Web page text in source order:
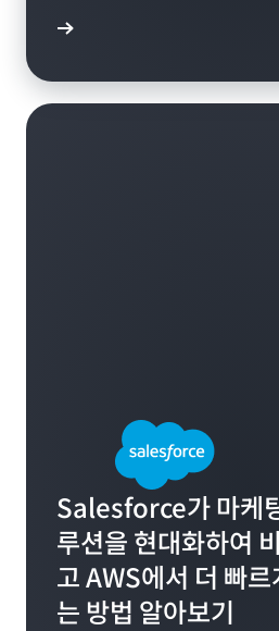
Salesforce가 마케
루션을 현대화하여
고 AWS에서 더 빠
는 방법 알아보기